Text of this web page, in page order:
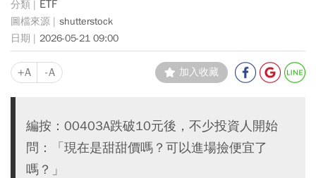
ETF
shutterstock
2026-05-21 09:00
+A -A 加入收藏
編按：00403A跌破10元後，不少投資人開始
問：「現在是甜甜價嗎？可以進場撿便宜了
嗎？」